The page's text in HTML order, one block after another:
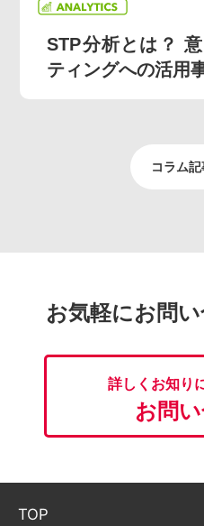
STP分析とは？
ティングへの活用
コラム
お気軽にお問
詳しくお知り
お問
TOP